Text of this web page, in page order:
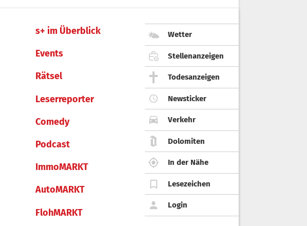
s+ im Überblick
Events
Rätsel
Leserreporter
Comedy
Podcast
ImmoMARKT
AutoMARKT
FlohMARKT
Wetter
Stellenanzeigen
Todesanzeigen
Newsticker
Verkehr
Dolomiten
In der Nähe
Lesezeichen
Login